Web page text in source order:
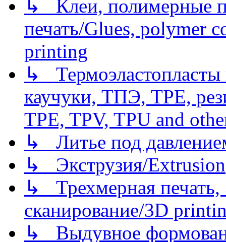
↳ Клеи, полимерные
печать/Glues, polymer
printing
↳
каучуки, ТПЭ, TPE,
TPE, TPV, TPU and
↳ Литье под
↳ Экструзия/Extrusion
↳ Трехмерная
сканирование/3D
↳ Выдувное